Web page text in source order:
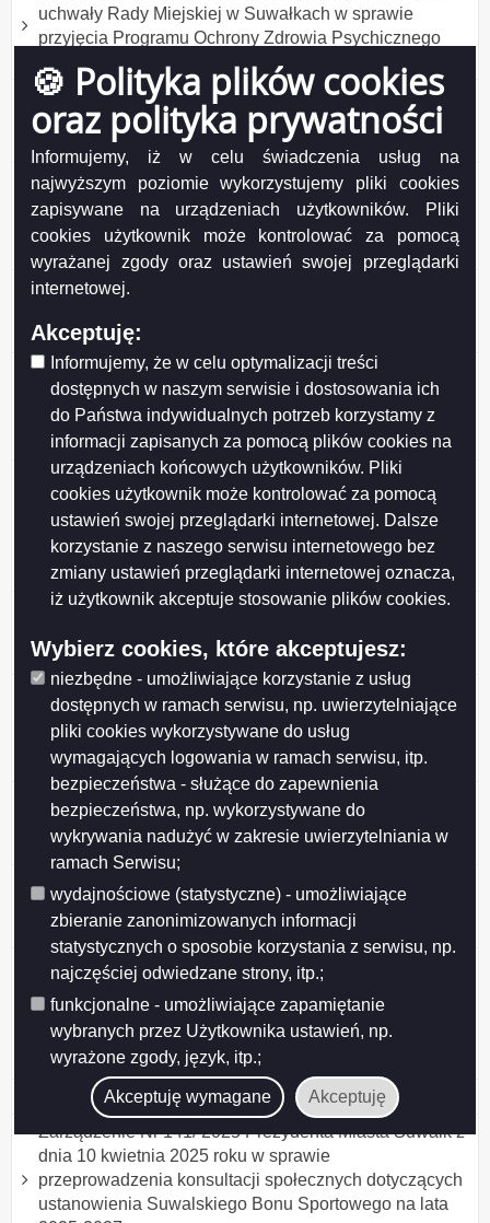
🍪 Polityka plików cookies
oraz polityka prywatności
Informujemy, iż w celu świadczenia usług na
najwyższym poziomie wykorzystujemy pliki cookies
zapisywane na urządzeniach użytkowników. Pliki
cookies użytkownik może kontrolować za pomocą
wyrażanej zgody oraz ustawień swojej przeglądarki
internetowej.
Akceptuję:
Informujemy, że w celu optymalizacji treści
dostępnych w naszym serwisie i dostosowania ich
do Państwa indywidualnych potrzeb korzystamy z
informacji zapisanych za pomocą plików cookies na
urządzeniach końcowych użytkowników. Pliki
cookies użytkownik może kontrolować za pomocą
ustawień swojej przeglądarki internetowej. Dalsze
korzystanie z naszego serwisu internetowego bez
zmiany ustawień przeglądarki internetowej oznacza,
iż użytkownik akceptuje stosowanie plików cookies.
Wybierz cookies, które akceptujesz:
niezbędne - umożliwiające korzystanie z usług
dostępnych w ramach serwisu, np. uwierzytelniające
pliki cookies wykorzystywane do usług
wymagających logowania w ramach serwisu, itp.
bezpieczeństwa - służące do zapewnienia
bezpieczeństwa, np. wykorzystywane do
wykrywania nadużyć w zakresie uwierzytelniania w
ramach Serwisu;
wydajnościowe (statystyczne) - umożliwiające
zbieranie zanonimizowanych informacji
statystycznych o sposobie korzystania z serwisu, np.
najczęściej odwiedzane strony, itp.;
funkcjonalne - umożliwiające zapamiętanie
wybranych przez Użytkownika ustawień, np.
wyrażone zgody, język, itp.;
Akceptuję wymagane Akceptuję
uchwały Rady Miejskiej w Suwałkach w sprawie
przyjęcia Programu Ochrony Zdrowia Psychicznego
Mieszkańców Suwałk do 2030 roku
Wyniki konsultacji społecznych projektu uchwały Rady
Miejskiej w Suwałkach w sprawie ustanowienia tytułu
honorowego Mecenas Suwalskiego Sportu
Ogłoszenie o konsultacjach z SRDPP projektu
uchwały Rady Miejskiej w Suwałkach w sprawie
ustanowienia tytułu honorowego Mecenas
Suwalskiego Sportu
Ogłoszenie o konsultacjach z SRDPP projektu
Mieszkańców Suwałk do 2030 roku
Wyniki konsultacji społecznych projektu uchwały Rady
Miejskiej w Suwałkach w sprawie określenia
warunków i trybu finansowania rozwoju sportu w
Mieście Suwałki
Wyniki konsultacji społecznych projektu uchwały Rady
Miejskiej w Suwałkach w sprawie określenia zasad,
trybu przyznawania i pozbawiania oraz rodzaju i
wysokości stypendiów sportowych oraz nagród i
wyróżnień w Mieście Suwałki
Wyniki konsultacji projektu Programu współpracy
2026
Przedłużenie konsultacji projektu uchwały Rady
Miejskiej w Suwałkach w sprawie określenia
warunków i trybu finansowania rozwoju sportu w
Mieście Suwałki
Ogłoszenie o konsultacjach projektu Programu
współpracy Miasta Suwałk z organizacjami
pozarządowymi na 2026 rok
Ogłoszenie o konsultacjach projektu uchwały w
sprawie określenia warunków i trybu finansowania
rozwoju sportu w Mieście Suwałki
Ogłoszenie o konsultacjach projektu uchwały Rady
Miejskiej w Suwałkach w sprawie zmiany uchwały w
sprawie określenia zasad, trybu przyznawania i
pozbawiania oraz rodzaju i wysokości stypendiów
sportowych oraz nagród i wyróżnień w Mieście Suwałki
Wyniki konsultacji społecznych
Zarządzenie Nr 141/ 2025 Prezydenta Miasta Suwałk z
dnia 10 kwietnia 2025 roku w sprawie
przeprowadzenia konsultacji społecznych dotyczących
ustanowienia Suwalskiego Bonu Sportowego na lata